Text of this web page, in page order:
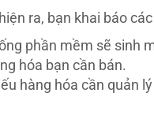
ra, bạn khai báo
phần mềm sẽ sinh
hóa bạn cần bán.
hàng hóa cần quản